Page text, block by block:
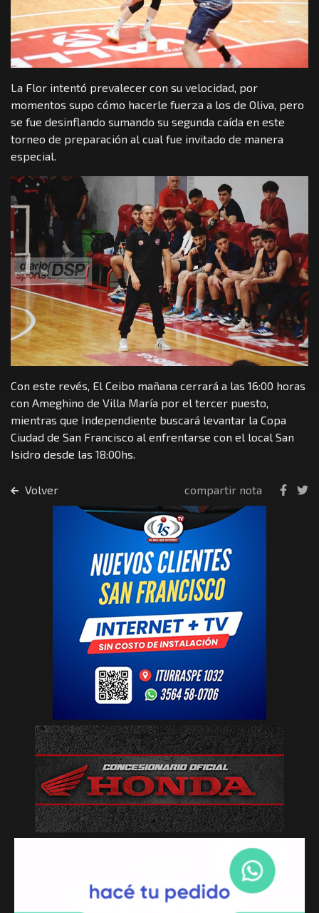
La Flor intentó prevalecer con su velocidad, por
momentos supo cómo hacerle fuerza a los de Oliva, pero
se fue desinflando sumando su segunda caída en este
torneo de preparación al cual fue invitado de manera
especial.
Con este revés, El Ceibo mañana cerrará a las 16:00 horas
con Ameghino de Villa María por el tercer puesto,
mientras que Independiente buscará levantar la Copa
Ciudad de San Francisco al enfrentarse con el local San
Isidro desde las 18:00hs.
Volver compartir nota